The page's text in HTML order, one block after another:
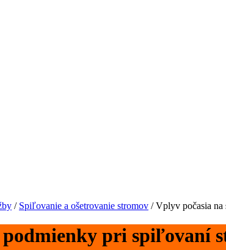
/ Spiľovanie a ošetrovanie stromov / Vplyv počasia
podmienky pri spiľovaní